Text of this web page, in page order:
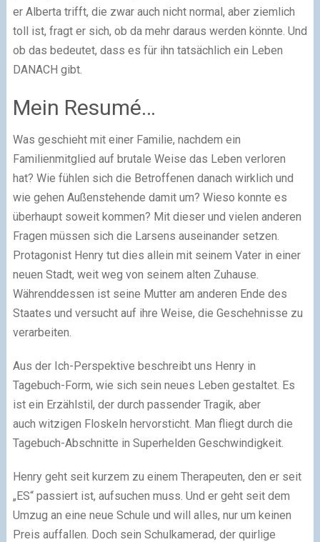
er Alberta trifft, die zwar auch nicht normal, aber ziemlich
toll ist, fragt er sich, ob da mehr daraus werden könnte. Und
ob das bedeutet, dass es für ihn tatsächlich ein Leben
DANACH gibt.
Mein Resumé…
Was geschieht mit einer Familie, nachdem ein
Familienmitglied auf brutale Weise das Leben verloren
hat? Wie fühlen sich die Betroffenen danach wirklich und
wie gehen Außenstehende damit um? Wieso konnte es
überhaupt soweit kommen? Mit dieser und vielen anderen
Fragen müssen sich die Larsens auseinander setzen.
Protagonist Henry tut dies allein mit seinem Vater in einer
neuen Stadt, weit weg von seinem alten Zuhause.
Währenddessen ist seine Mutter am anderen Ende des
Staates und versucht auf ihre Weise, die Geschehnisse zu
verarbeiten.
Aus der Ich-Perspektive beschreibt uns Henry in
Tagebuch-Form, wie sich sein neues Leben gestaltet. Es
ist ein Erzählstil, der durch passender Tragik, aber
auch witzigen Floskeln hervorsticht. Man fliegt durch die
Tagebuch-Abschnitte in Superhelden Geschwindigkeit.
Henry geht seit kurzem zu einem Therapeuten, den er seit
„ES“ passiert ist, aufsuchen muss. Und er geht seit dem
Umzug an eine neue Schule und will alles, nur um keinen
Preis auffallen. Doch sein Schulkamerad, der quirlige